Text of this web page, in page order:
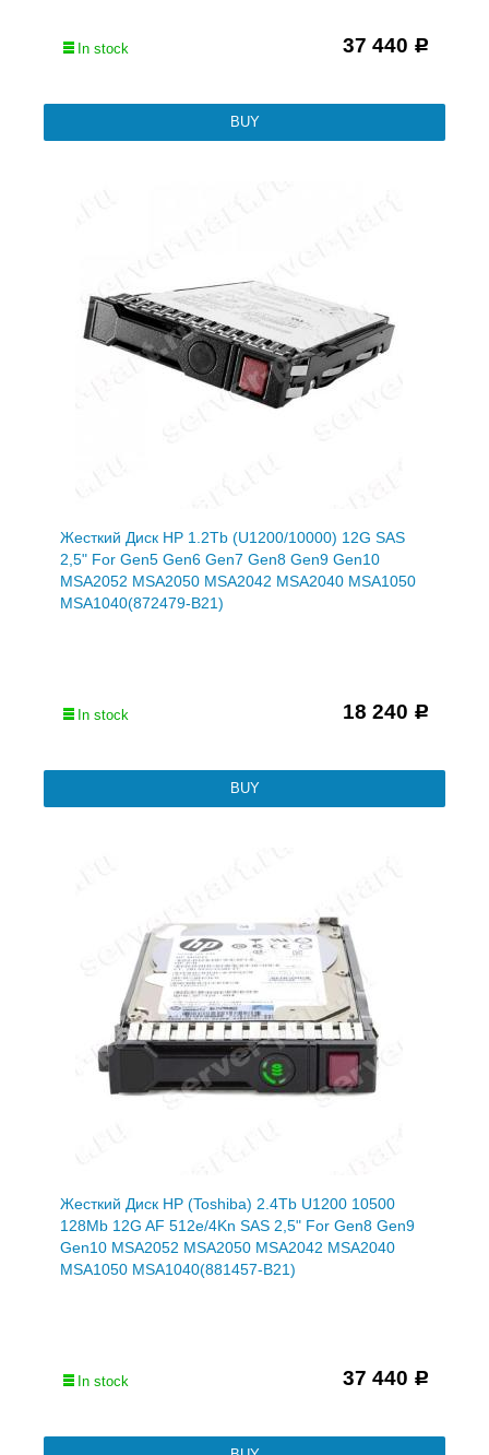
In stock 37 440 Р
Жесткий Диск HP 1.2Tb (U1200/10000) 12G SAS
2,5" For Gen5 Gen6 Gen7 Gen8 Gen9 Gen10
MSA2052 MSA2050 MSA2042 MSA2040 MSA1050
MSA1040(872479-B21)
In stock 18 240 Р
Жесткий Диск HP (Toshiba) 2.4Tb U1200 10500
128Mb 12G AF 512e/4Kn SAS 2,5" For Gen8 Gen9
Gen10 MSA2052 MSA2050 MSA2042 MSA2040
MSA1050 MSA1040(881457-B21)
In stock 37 440 Р